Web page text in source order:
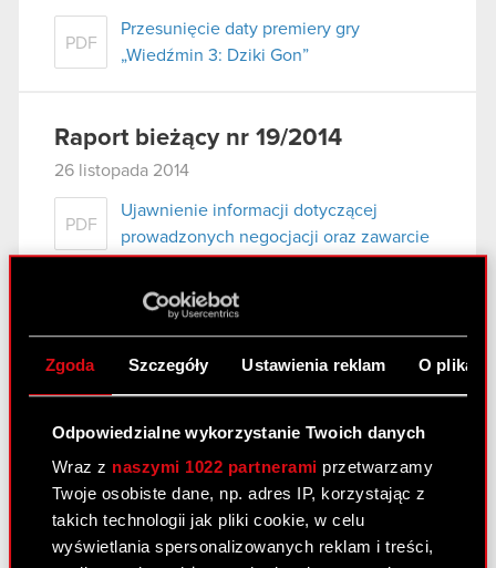
Zgoda Szczegóły Ustawienia reklam O
Odpowiedzialne wykorzystanie Twoich danych
Wraz z naszymi 1022 partnerami przetwarzamy
Twoje osobiste dane, np. adres IP, korzystając z
takich technologii jak pliki cookie, w celu
wyświetlania spersonalizowanych reklam i treści,
PDF
Przesunięcie daty premiery gry
„Wiedźmin 3: Dziki Gon”
Raport bieżący nr 19/2014
26 listopada 2014
PDF
Ujawnienie informacji dotyczącej
prowadzonych negocjacji oraz zawarcie
umowy w zakresie zbycia udziałów w
spółce zależnej.
Raport bieżący nr 18/2014
PDF
Zakończenie postępowania
upadłościowego spółki zależnej
Raport bieżący nr 17/2014